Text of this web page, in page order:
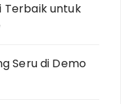
Terbaik untuk
Seru di Demo